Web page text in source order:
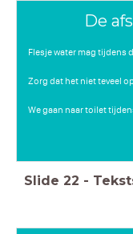
De
Flesje water mag tijdens
Zorg dat het niet teveel
We gaan naar toilet
Slide 22 -